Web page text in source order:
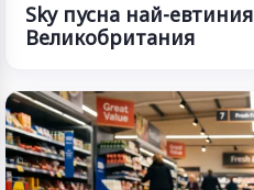
Sky пусна най-
Великобритания